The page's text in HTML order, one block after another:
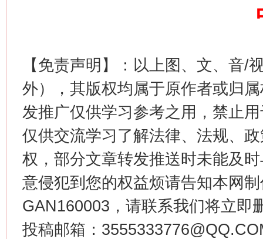
【免责声明】：以上图、文、音/
外），其版权均属于原作者或归
发推广仅供学习参考之用，禁止
仅供交流学习了解法律、法规、
权，部分文章转发推送时未能及
意侵犯到您的权益烦请告知本网
GAN160003，请联系我们将立即
投稿邮箱：
这是一记警钟！ 谢
在谋一域中谋全局